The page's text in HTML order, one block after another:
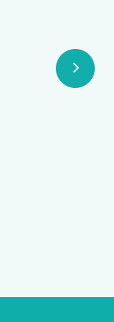
4浪・フリ
得意を活